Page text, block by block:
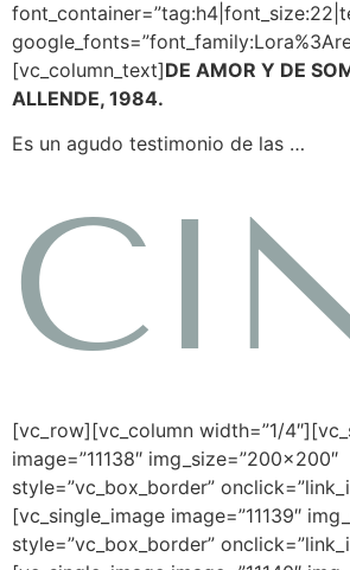
[vc_column_text]DE AMOR Y DE
ALLENDE, 1984.
Es un agudo testimonio de las …
[vc_row][vc_column width=”1/
image=”11138″ img_size=”200×200″
style=”vc_box_border”
[vc_single_image image=”11139″
style=”vc_box_border”